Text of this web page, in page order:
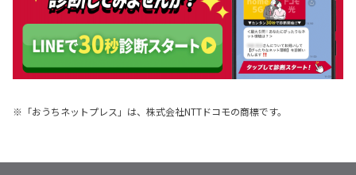
ゲーム テレビ 賃貸
電話 5g スマホ
置くだけ パソコン 戸建
アパート
※「おうちネットプレス」は、株式会社NTTドコモの商標です。